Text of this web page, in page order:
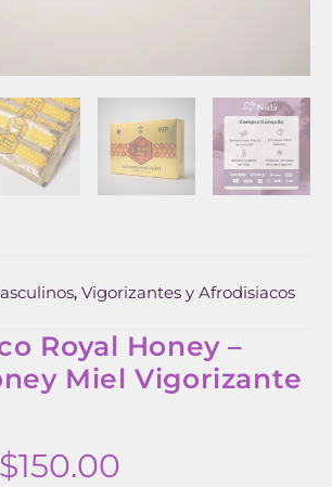
, Vigorizantes y Afrodisiacos
Royal Honey –
Miel Vigorizante
$150.00